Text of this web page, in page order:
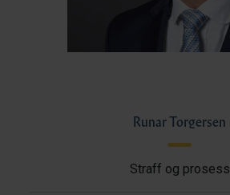
Runar Torgersen
Straff og prosess